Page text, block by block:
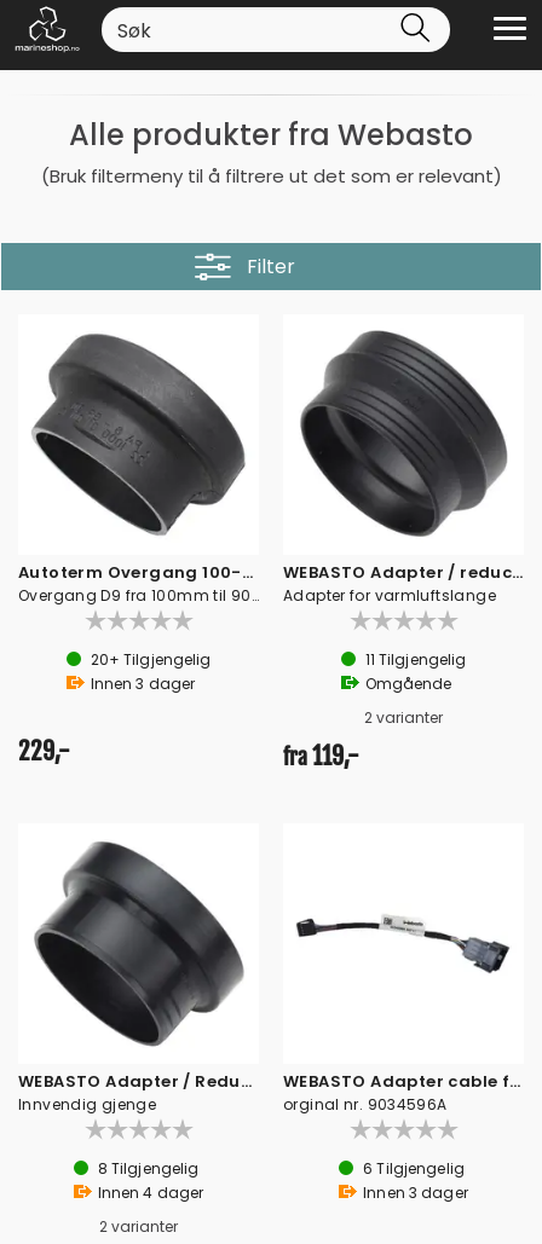
Alle produkter fra Webasto
(Bruk filtermeny til å filtrere ut det som er relevant)
Filter
Autoterm Overgang 100-90 MM
Overgang D9 fra 100mm til 90 slangestuss
20+ Tilgjengelig
Innen3 dager
229,-
WEBASTO Adapter / reducer
Adapter for varmluftslange
11 Tilgjengelig
Omgående
2 varianter
fra119,-
WEBASTO Adapter / Reducer HADS
Innvendig gjenge
8 Tilgjengelig
Innen4 dager
2 varianter
WEBASTO Adapter cable for timer Kit
orginal nr. 9034596A
6 Tilgjengelig
Innen 3 dager